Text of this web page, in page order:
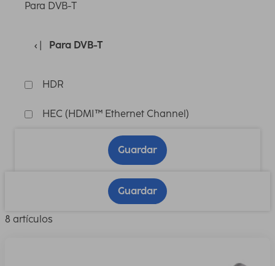
Para DVB-T
Para DVB-T
HDR
HEC (HDMI™ Ethernet Channel)
Guardar
Guardar
8 artículos